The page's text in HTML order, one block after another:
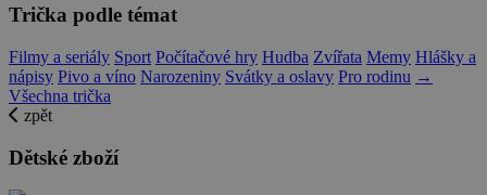
Trička podle témat
Filmy a seriály Sport Počítačové hry Hudba Zvířata Memy Hlášky a
nápisy Pivo a víno Narozeniny Svátky a oslavy Pro rodinu →
Všechna trička
zpět
Dětské zboží